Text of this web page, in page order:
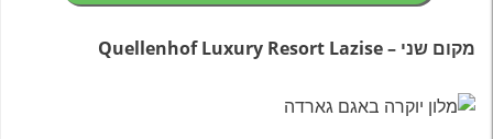
מקום שני – Quellenhof Luxury Resort Lazise